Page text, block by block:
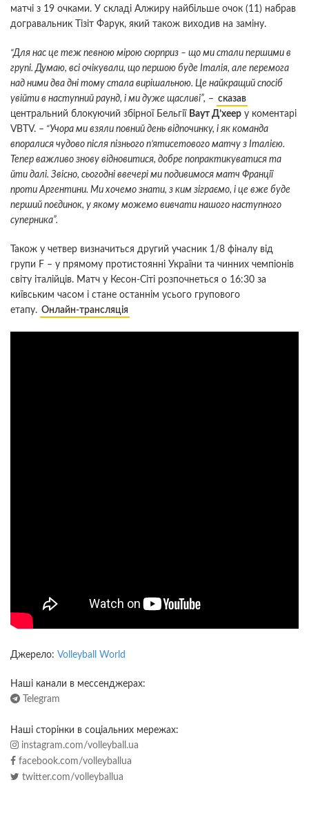
матчі з 19 очками. У складі Алжиру найбільше очок (11) набрав
догравальник Тізіт Фарук, який також виходив на заміну.
“Для нас це теж певною мірою сюрприз – що ми стали першими в
групі. Думаю, всі очікували, що першою буде Італія, але перемога
над ними два дні тому стала вирішальною. Це найкращий спосіб
увійти в наступний раунд, і ми дуже щасливі”, – сказав
центральний блокуючий збірної Бельгії Ваут Д’хеер у коментарі
VBTV. – “Учора ми взяли повний день відпочинку, і як команда
впоралися чудово після пізнього п’ятисетового матчу з Італією.
Тепер важливо знову відновитися, добре попрактикуватися та
йти далі. Звісно, сьогодні ввечері ми подивимося матч Франції
проти Аргентини. Ми хочемо знати, з ким зіграємо, і це вже буде
перший поєдинок, у якому можемо вивчати нашого наступного
суперника”.
Також у четвер визначиться другий учасник 1/8 фіналу від
групи F – у прямому протистоянні України та чинних чемпіонів
світу італійців. Матч у Кесон-Сіті розпочнеться о 16:30 за
київським часом і стане останнім усього групового
етапу. Онлайн-трансляція
Джерело: Volleyball World
Наші канали в мессенджерах:
Telegram
Наші сторінки в соціальних мережах:
instagram.com/volleyball.ua
facebook.com/volleyballua
twitter.com/volleyballua